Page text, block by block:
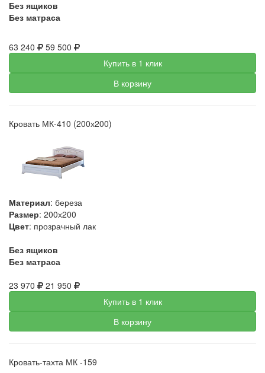
Без ящиков
Без матраса
63 240
59 500
Купить в 1 клик
В корзину
Кровать МК-410 (200х200)
Материал: береза
Размер: 200х200
Цвет: прозрачный лак
Без ящиков
Без матраса
23 970
21 950
Купить в 1 клик
В корзину
Кровать-тахта МК -159